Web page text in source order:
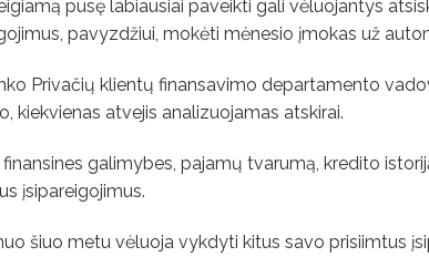
pusę labiausiai paveikti gali vėluojantys
pavyzdžiui, mokėti mėnesio įmokas už
Privačių klientų finansavimo departamento
kiekvienas atvejis analizuojamas atskirai.
finansines galimybes, pajamų tvarumą, kredito
įsipareigojimus.
šiuo metu vėluoja vykdyti kitus savo prisiimtus